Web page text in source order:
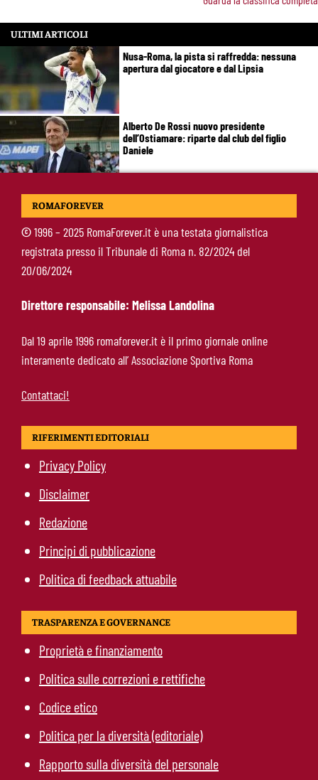
ULTIMI ARTICOLI
Nusa-Roma, la pista si raffredda: nessuna
apertura dal giocatore e dal Lipsia
Alberto De Rossi nuovo presidente
dell’Ostiamare: riparte dal club del figlio
Daniele
Pellegrini resta alla Roma: rinnovo di un anno e
Roma, un ex rivela: “Alla Roma abbiamo
costruito qualcosa di speciale”
ROMAFOREVER
©1996 – 2025 RomaForever.it è una testata giornalistica
registrata presso il Tribunale di Roma n. 82/2024 del
20/06/2024
Direttore responsabile: Melissa Landolina
Dal 19 aprile 1996 romaforever.it è il primo giornale online
interamente dedicato all’ Associazione Sportiva Roma
Contattaci!
RIFERIMENTI EDITORIALI
Privacy Policy
Disclaimer
Redazione
Principi di pubblicazione
Politica di feedback attuabile
TRASPARENZA E GOVERNANCE
Proprietà e finanziamento
Politica sulle correzioni e rettifiche
Codice etico
Politica per la diversità (editoriale)
Rapporto sulla diversità del personale